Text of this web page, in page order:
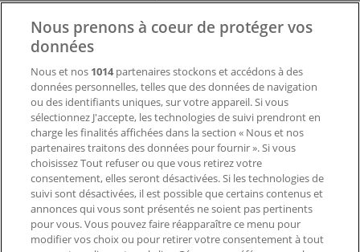
Contactez-nous
Demande marketing et professionnelle
Magasin mal situé sur la carte
Signaler un prospectus
Vous rencontrez un problème technique sur l’appli
ou le site?
Index
Nous prenons à coeur de protéger vos
données
Nous et nos 1014partenaires stockons et accédons à des
données personnelles, telles que des données de navigation
ou des identifiants uniques, sur votre appareil. Si vous
sélectionnez J'accepte, les technologies de suivi prendront en
charge les finalités affichées dans la section « Nous et nos
partenaires traitons des données pour fournir ». Si vous
choisissez Tout refuser ou que vous retirez votre
consentement, elles seront désactivées. Si les technologies de
suivi sont désactivées, il est possible que certains contenus et
annonces qui vous sont présentés ne soient pas pertinents
pour vous. Vous pouvez faire réapparaître ce menu pour
modifier vos choix ou pour retirer votre consentement à tout